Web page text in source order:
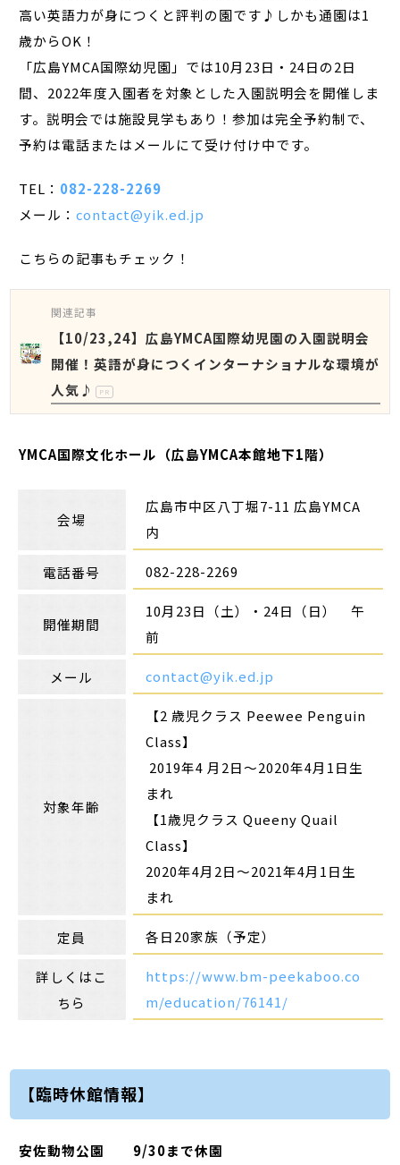
高い英語力が身につくと評判の園です♪しかも通園は1
歳からOK！
「広島YMCA国際幼児園」では10月23日・24日の2日
間、2022年度入園者を対象とした入園説明会を開催しま
す。説明会では施設見学もあり！参加は完全予約制で、
予約は電話またはメールにて受け付け中です。
TEL： 082-228-2269
メール：contact@yik.ed.jp
こちらの記事もチェック！
関連記事
【10/23,24】広島YMCA国際幼児園の入園説明会
開催！英語が身につくインターナショナルな環境が
人気♪
PR
YMCA国際文化ホール（広島YMCA本館地下1階）
会場
広島市中区八丁堀7-11 広島YMCA
内
電話番号 082-228-2269
開催期間
10月23日（土）・24日（日） 午
前
メール contact@yik.ed.jp
対象年齢
【2 歳児クラス Peewee Penguin
Class】
2019年4 月2日～2020年4月1日生
まれ
【1歳児クラス Queeny Quail
Class】
2020年4月2日～2021年4月1日生
まれ
定員 各日20家族（予定）
詳しくはこ
ちら
https://www.bm-peekaboo.co
m/education/76141/
【臨時休館情報】
安佐動物公園 9/30まで休園